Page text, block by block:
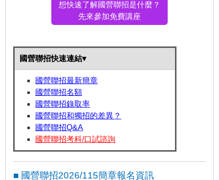
想快速了解國營聯招是什麼？
先來參加免費講座
國營聯招快速連結▾
國營聯招最新簡章
國營聯招名額
國營聯招錄取率
國營聯招和獨招的差異？
國營聯招Q&A
國營聯招考科/口試諮詢
■ 國營聯招2026/115簡章報名資訊